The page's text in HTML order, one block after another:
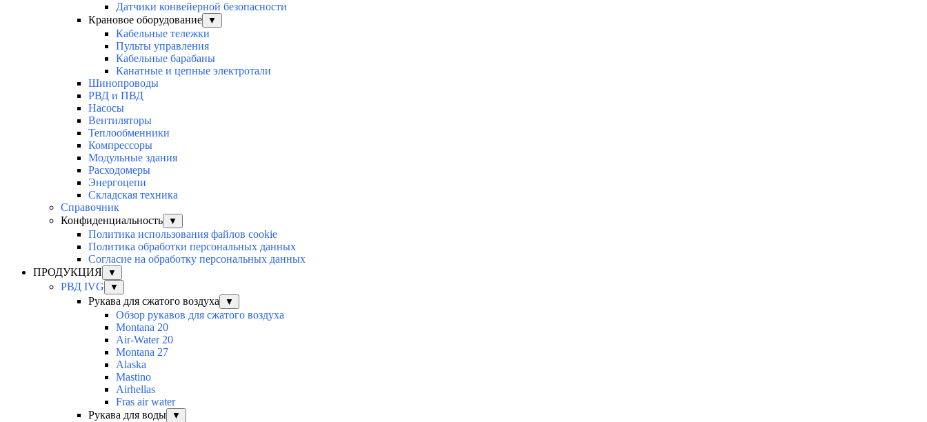
Датчики конвейерной безопасности
Крановое оборудование
▼
Кабельные тележки
Пульты управления
Кабельные барабаны
Канатные и цепные электротали
Шинопроводы
РВД и ПВД
Насосы
Вентиляторы
Теплообменники
Компрессоры
Модульные здания
Расходомеры
Энергоцепи
Складская техника
Справочник
Конфиденциальность
▼
Политика использования файлов cookie
Политика обработки персональных данных
Согласие на обработку персональных данных
ПРОДУКЦИЯ
▼
РВД IVG ▼
Рукава для сжатого воздуха ▼
Обзор рукавов для сжатого воздуха
Montana 20
Air-Water 20
Montana 27
Alaska
Mastino
Airhellas
Fras air water
Рукава для воды
▼